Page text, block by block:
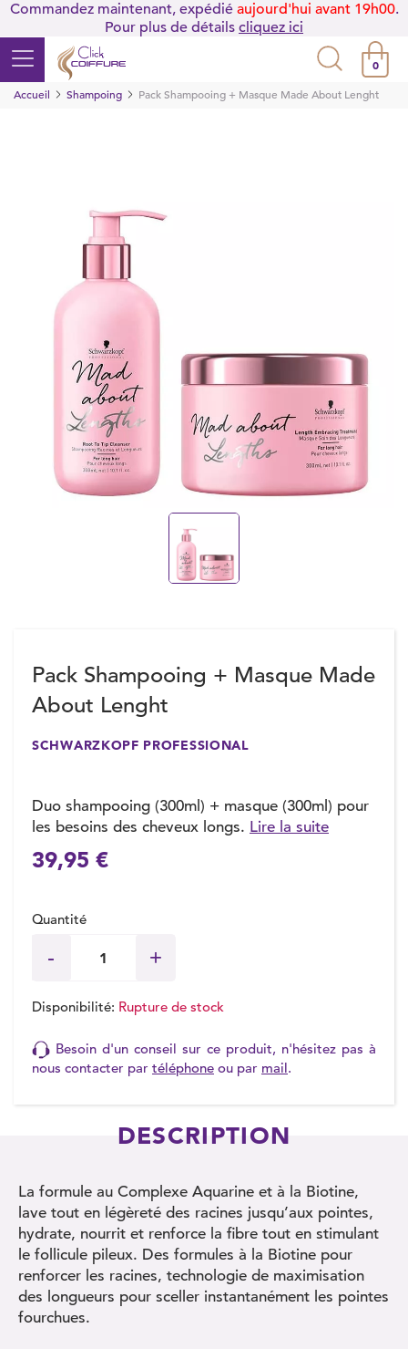
Commandez maintenant, expédié aujourd'hui avant 19h00.
Pour plus de détails cliquez ici
0
Accueil
Shampoing Pack Shampooing + Masque Made About Lenght
Pack Shampooing + Masque Made
About Lenght
SCHWARZKOPF PROFESSIONAL
Duo shampooing (300ml) + masque (300ml) pour
les besoins des cheveux longs. Lire la suite
39,95 €
Quantité
Disponibilité: Rupture de stock
Besoin d'un conseil sur ce produit, n'hésitez pas à
nous contacter par téléphone ou par mail.
DESCRIPTION
La formule au Complexe Aquarine et à la Biotine,
lave tout en légèreté des racines jusqu’aux pointes,
hydrate, nourrit et renforce la fibre tout en stimulant
le follicule pileux. Des formules à la Biotine pour
renforcer les racines, technologie de maximisation
des longueurs pour sceller instantanément les pointes
fourchues.